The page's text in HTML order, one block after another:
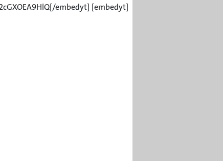
[embedyt] https://www.youtube.com/watch?v=2cGXOEA9HlQ[/embedyt]